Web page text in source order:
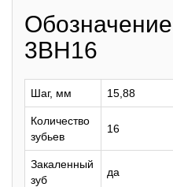
3BH16
Шаг, мм 15,88
Количество
зубьев
16
Закаленный
зуб
да